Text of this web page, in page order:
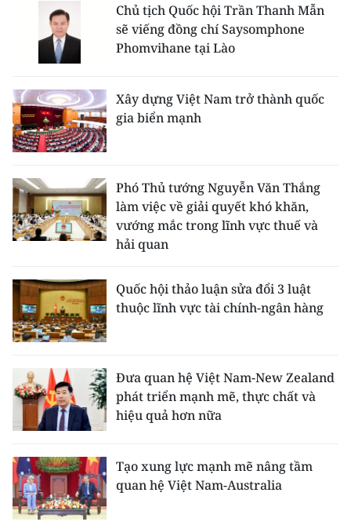
Chủ tịch Quốc hội Trần Thanh Mẫn
sẽ viếng đồng chí Saysomphone
Phomvihane tại Lào
Xây dựng Việt Nam trở thành quốc
gia biển mạnh
Phó Thủ tướng Nguyễn Văn Thắng
làm việc về giải quyết khó khăn,
vướng mắc trong lĩnh vực thuế và
hải quan
Quốc hội thảo luận sửa đổi 3 luật
thuộc lĩnh vực tài chính-ngân hàng
Đưa quan hệ Việt Nam-New Zealand
phát triển mạnh mẽ, thực chất và
hiệu quả hơn nữa
Tạo xung lực mạnh mẽ nâng tầm
quan hệ Việt Nam-Australia